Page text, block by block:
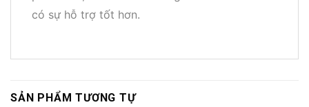
có sự hỗ trợ tốt hơn.
SẢN PHẨM TƯƠNG TỰ